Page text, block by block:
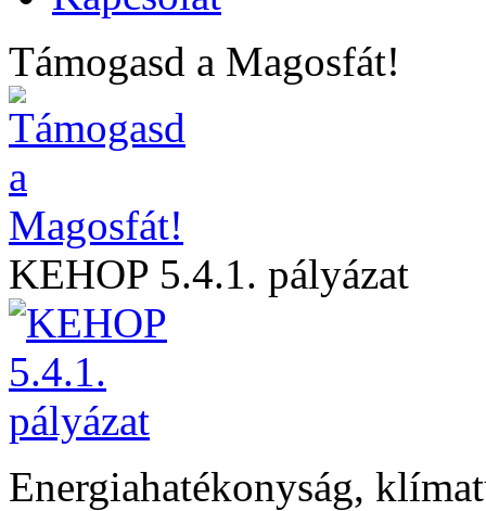
Támogasd a Magosfát!
KEHOP 5.4.1. pályázat
Energiahatékonyság,